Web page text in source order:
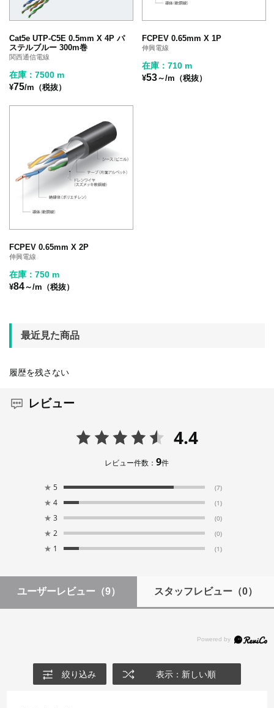
Cat5e UTP-C5E 0.5mm X 4P パ
ステルブルー 300m巻
関西通信電線
在庫：7500 m
¥75/m（税抜）
FCPEV 0.65mm X 1P
伸興電線
在庫：710 m
¥53～/m（税抜）
FCPEV 0.65mm X 2P
伸興電線
在庫：750 m
¥84～/m（税抜）
最近見た商品
履歴を残さない
レビュー
4.4
レビュー件数：9件
★ 5 (7)
★ 4 (1)
★ 3 (0)
★ 2 (0)
★ 1 (1)
ユーザーレビュー （9） スタッフレビュー（0）
絞り込み 表示：新しい順